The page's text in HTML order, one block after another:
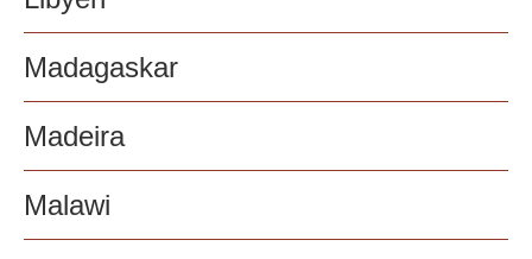
Madagaskar
Madeira
Malawi